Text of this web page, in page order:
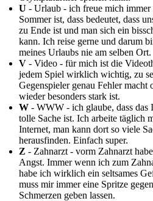
U - Urlaub - ich freue mich immer
Sommer ist, dass bedeutet, dass
zu Ende ist und man sich ein
kann. Ich reise gerne und darum
meines Urlaubs nie am selben Ort.
V - Video - für mich ist die
jedem Spiel wirklich wichtig, zu
Gegenspieler genau Fehler macht
wieder besonders stark ist.
W - WWW - ich glaube, dass das
tolle Sache ist. Ich arbeite täglich
Internet, man kann dort so viele
herausfinden. Einfach super.
Z - Zahnarzt - vorm Zahnarzt
Angst. Immer wenn ich zum
habe ich wirklich ein seltsames
muss mir immer eine Spritze
Schmerzen geben lassen.